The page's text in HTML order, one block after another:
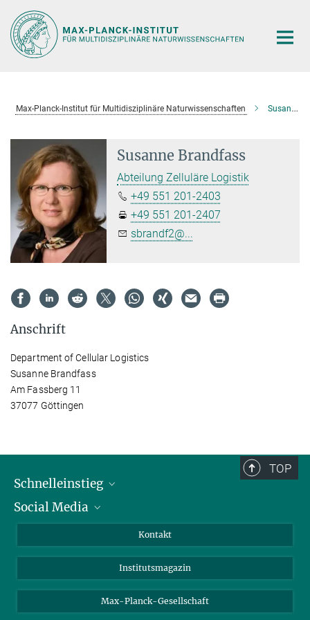
Hauptinhalt
Max-Planck-Institut für Multidisziplinäre Naturwissenschaften Susanne Brandfass
Susanne Brandfass
Abteilung Zelluläre Logistik
+49 551 201-2403
+49 551 201-2407
sbrandf2@...
Anschrift
Department of Cellular Logistics
Susanne Brandfass
Am Fassberg 11
37077 Göttingen
TOP
Schnelleinstieg
Alumni
Social Media
Facebook
Kontakt
Institutsmagazin
Max-Planck-Gesellschaft